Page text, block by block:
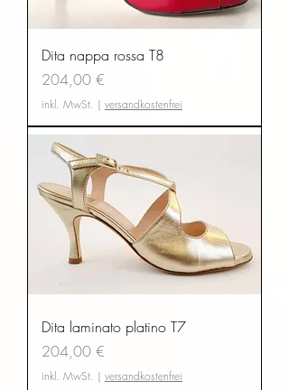
Dita nappa rossa T8
Preis
204,00 €
inkl. MwSt. | versandkostenfrei
Dita laminato platino T7
Preis
204,00 €
inkl. MwSt. | versandkostenfrei